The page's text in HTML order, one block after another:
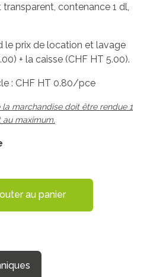
contenance 1 dl,
le prix de location et lavage
+ la caisse (CHF HT 5.00).
: CHF HT 0.80/pce
la marchandise doit être rendue 1
au maximum.
au panier